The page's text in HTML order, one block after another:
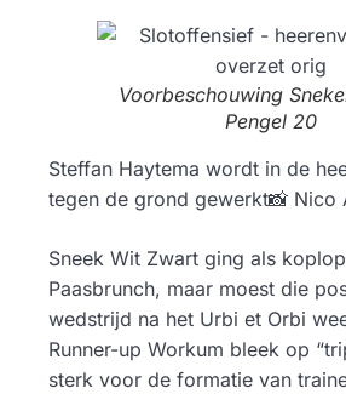
Voorbeschouwing
Pengel 20
Steffan Haytema wordt in de
tegen de grond gewerkt📸 Nico
Sneek Wit Zwart ging als
Paasbrunch, maar moest die
wedstrijd na het Urbi et Orbi
Runner-up Workum bleek op
sterk voor de formatie van